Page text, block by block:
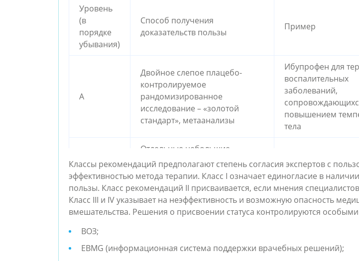
Уровень
(в
порядке
убывания)
Способ получения
доказательств пользы
Пример
А
Двойное слепое плацебо-
контролируемое
рандомизированное
исследование – «золотой
стандарт», метаанализы
Ибупрофен для
воспалительных
заболеваний,
повышением
тела
В
Отдельные небольшие
рандомизированные
исследования
желудочковых
С
Нерандомизированные
клинические наблюдения
Верапамил для
профилактики
D
доклинические исследования,
бактериальном
Классы рекомендаций предполагают степень согласия экспертов с
эффективностью метода терапии. Класс I означает единогласие в
пользы. Класс рекомендаций II присваивается, если мнения
Класс III и IV указывает на неэффективность и возможную опасность
вмешательства. Решения о присвоении статуса контролируются
ВОЗ;
EBMG (информационная система поддержки врачебных решений);